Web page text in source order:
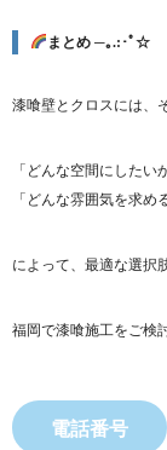
まとめ ─｡.:･ﾟ☆
漆喰壁とクロスには、
「どんな空間にしたい
「どんな雰囲気を求め
によって、最適な選択
福岡で漆喰施工をご検
電話番号